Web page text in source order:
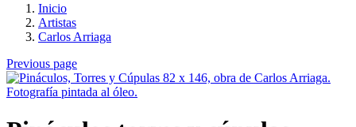
Inicio
Artistas
Carlos Arriaga
Previous page